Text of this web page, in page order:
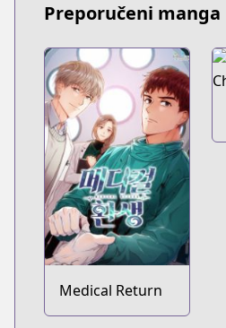
Preporučeni manga
Medical Return